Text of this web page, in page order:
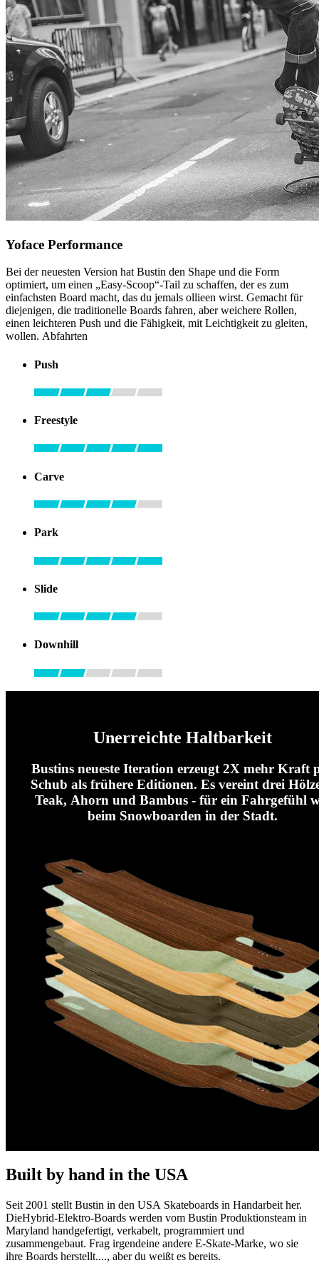
Yoface Performance
Bei der neuesten Version hat Bustin den Shape und die Form
optimiert, um einen „Easy-Scoop“-Tail zu schaffen, der es zum
einfachsten Board macht, das du jemals ollieen wirst. Gemacht für
diejenigen, die traditionelle Boards fahren, aber weichere Rollen,
einen leichteren Push und die Fähigkeit, mit Leichtigkeit zu gleiten,
wollen. Abfahrten
Push
Freestyle
Carve
Park
Slide
Downhill
Unerreichte Haltbarkeit
Bustins neueste Iteration erzeugt 2X mehr Kraft
Schub als frühere Editionen. Es vereint drei
Teak, Ahorn und Bambus - für ein Fahrgefühl
beim Snowboarden in der Stadt.
Built by hand in the USA
Seit 2001 stellt Bustin in den USA Skateboards in Handarbeit her.
DieHybrid-Elektro-Boards werden vom Bustin Produktionsteam in
Maryland handgefertigt, verkabelt, programmiert und
zusammengebaut. Frag irgendeine andere E-Skate-Marke, wo sie
ihre Boards herstellt...., aber du weißt es bereits.